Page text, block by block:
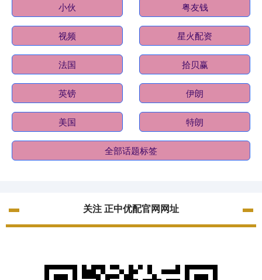
小伙 粤友钱
视频 星火配资
法国 拾贝赢
英镑 伊朗
美国 特朗
全部话题标签
关注 正中优配官网网址